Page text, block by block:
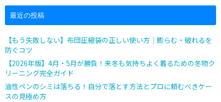
最近の投稿
【もう失敗しない】布団圧縮袋の正しい使い方｜膨らむ・破れるを
防ぐコツ
【2026年版】4月・5月が勝負！来冬も気持ちよく着るための冬物ク
リーニング完全ガイド
油性ペンのシミは落ちる！自分で落とす方法とプロに頼むべきケー
スの見極め方